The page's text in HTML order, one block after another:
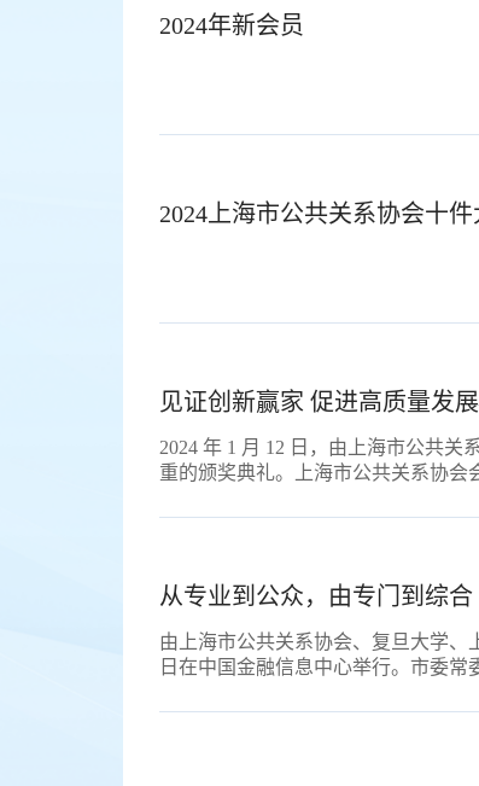
2024年新会员
2024上海市公共关系协会十件
见证创新赢家 促进高质量发
2024 年 1 月 12 日，由上海市公共
重的颁奖典礼。上海市公共关系协会
从专业到公众，由专门到综
由上海市公共关系协会、复旦大学
日在中国金融信息中心举行。市委